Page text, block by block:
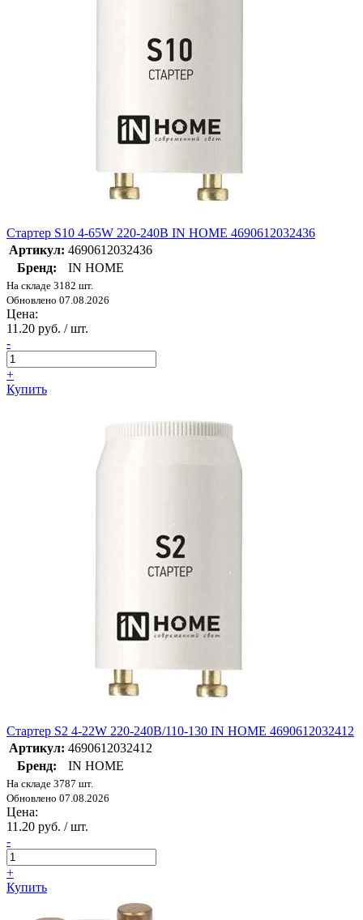
Стартер S10 4-65W 220-240В IN HOME 4690612032436
Артикул: 4690612032436
Бренд:
IN HOME
На складе 3182 шт.
Обновлено 07.08.2026
Цена:
11.20 руб. / шт.
-
+
Купить
Стартер S2 4-22W 220-240В/110-130 IN HOME 4690612032412
Артикул: 4690612032412
Бренд:
IN HOME
На складе 3787 шт.
Обновлено 07.08.2026
Цена:
11.20 руб. / шт.
-
+
Купить